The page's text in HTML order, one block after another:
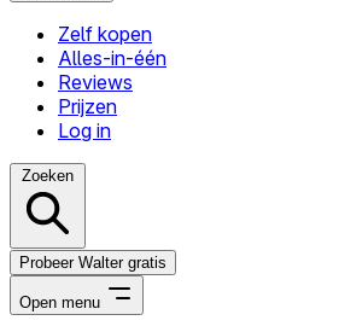
Zelf kopen
Alles-in-één
Reviews
Prijzen
Log in
Zoeken
Probeer Walter gratis
Open menu